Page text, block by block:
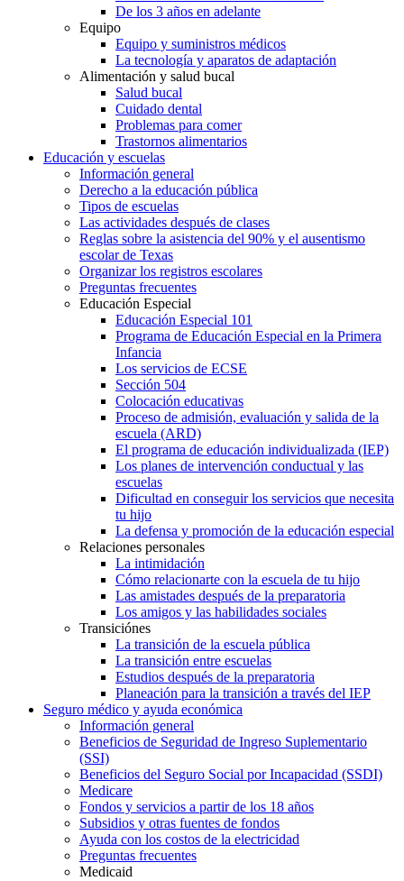
De los 3 años en adelante
Equipo
Equipo y suministros médicos
La tecnología y aparatos de adaptación
Alimentación y salud bucal
Salud bucal
Cuidado dental
Problemas para comer
Trastornos alimentarios
Educación y escuelas
Información general
Derecho a la educación pública
Tipos de escuelas
Las actividades después de clases
Reglas sobre la asistencia del 90% y el ausentismo
escolar de Texas
Organizar los registros escolares
Preguntas frecuentes
Educación Especial
Educación Especial 101
Programa de Educación Especial en la Primera
Infancia
Los servicios de ECSE
Sección 504
Colocación educativas
Proceso de admisión, evaluación y salida de la
escuela (ARD)
El programa de educación individualizada (IEP)
Los planes de intervención conductual y las
escuelas
Dificultad en conseguir los servicios que necesita
tu hijo
La defensa y promoción de la educación especial
Relaciones personales
La intimidación
Cómo relacionarte con la escuela de tu hijo
Las amistades después de la preparatoria
Los amigos y las habilidades sociales
Transiciónes
La transición de la escuela pública
La transición entre escuelas
Estudios después de la preparatoria
Planeación para la transición a través del IEP
Seguro médico y ayuda económica
Información general
Beneficios de Seguridad de Ingreso Suplementario
(SSI)
Beneficios del Seguro Social por Incapacidad (SSDI)
Medicare
Fondos y servicios a partir de los 18 años
Subsidios y otras fuentes de fondos
Ayuda con los costos de la electricidad
Preguntas frecuentes
Medicaid